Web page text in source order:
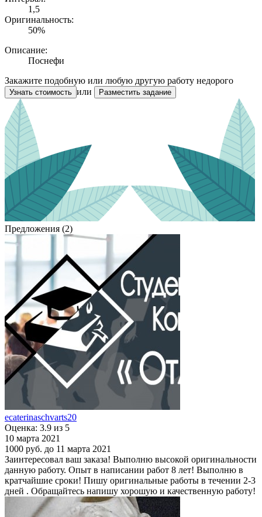
1,5
Оригинальность:
50%
Описание:
Поснефи
Закажите подобную или любую другую работу недорого
Узнать стоимость или Разместить задание
Предложения (2)
ecaterinaschvarts20
Оценка: 3.9 из 5
10 марта 2021
1000 руб. до 11 марта 2021
Заинтересовал ваш заказа! Выполню высокой оригинальности
данную работу. Опыт в написании работ 8 лет! Выполню в
кратчайшие сроки! Пишу оригинальные работы в течении 2-3
дней . Обращайтесь напишу хорошую и качественную работу!